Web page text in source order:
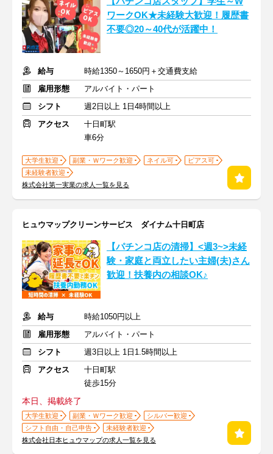
ワークOK★未経験大歓迎！履歴書
不要◎20～40代が活躍中！
給与
時給1350～1650円＋交通費支給
雇用形態
アルバイト・パート
シフト
週2日以上 1日4時間以上
アクセス
十日町駅
車6分
大学生歓迎 副業・Ｗワーク歓迎 ネイル可
ピアス可
未経験者歓迎
株式会社第一実業の求人一覧を見る
ヒュウマップクリーンサービス ダイナム十日町店
【パチンコ店の清掃】<週3~>未経
験・家庭と両立したい主婦(夫)さん
歓迎！扶養内の相談OK♪
給与
時給1050円以上
雇用形態
アルバイト・パート
シフト
週3日以上 1日1.5時間以上
アクセス
十日町駅
徒歩15分
本日、掲載終了
大学生歓迎 副業・Ｗワーク歓迎
シルバー歓迎
シフト自由・自己申告
未経験者歓迎
株式会社日本ヒュウマップの求人一覧を見る